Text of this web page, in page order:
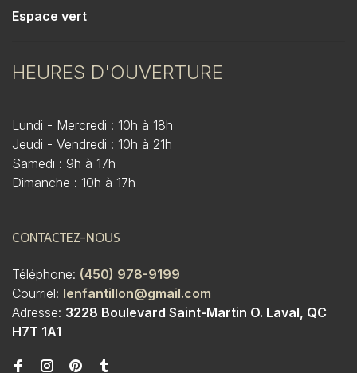
Espace vert
HEURES D'OUVERTURE
Lundi - Mercredi : 10h à 18h
Jeudi - Vendredi : 10h à 21h
Samedi : 9h à 17h
Dimanche : 10h à 17h
CONTACTEZ-NOUS
Téléphone: (450) 978-9199
Courriel: lenfantillon@gmail.com
Adresse: 3228 Boulevard Saint-Martin O. Laval, QC
H7T 1A1